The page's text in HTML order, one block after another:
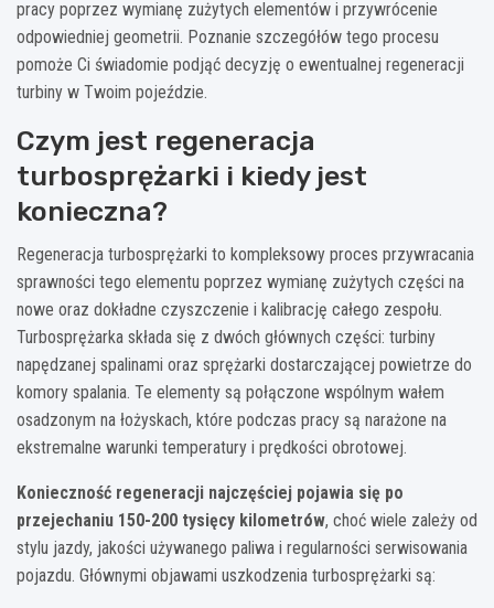
pracy poprzez wymianę zużytych elementów i przywrócenie
odpowiedniej geometrii. Poznanie szczegółów tego procesu
pomoże Ci świadomie podjąć decyzję o ewentualnej regeneracji
turbiny w Twoim pojeździe.
Czym jest regeneracja
turbosprężarki i kiedy jest
konieczna?
Regeneracja turbosprężarki to kompleksowy proces przywracania
sprawności tego elementu poprzez wymianę zużytych części na
nowe oraz dokładne czyszczenie i kalibrację całego zespołu.
Turbosprężarka składa się z dwóch głównych części: turbiny
napędzanej spalinami oraz sprężarki dostarczającej powietrze do
komory spalania. Te elementy są połączone wspólnym wałem
osadzonym na łożyskach, które podczas pracy są narażone na
ekstremalne warunki temperatury i prędkości obrotowej.
Konieczność regeneracji najczęściej pojawia się po
przejechaniu 150-200 tysięcy kilometrów, choć wiele zależy od
stylu jazdy, jakości używanego paliwa i regularności serwisowania
pojazdu. Głównymi objawami uszkodzenia turbosprężarki są: